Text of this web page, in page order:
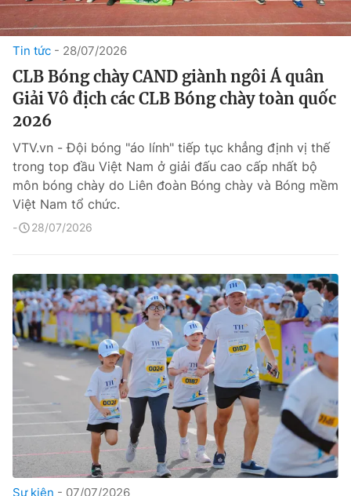
Tin tức 28/07/2026
CLB Bóng chày CAND giành ngôi Á quân
Giải Vô địch các CLB Bóng chày toàn quốc
2026
VTV.vn - Đội bóng "áo lính" tiếp tục khẳng định vị thế
trong top đầu Việt Nam ở giải đấu cao cấp nhất bộ
môn bóng chày do Liên đoàn Bóng chày và Bóng mềm
Việt Nam tổ chức.
28/07/2026
Sự kiện 07/07/2026